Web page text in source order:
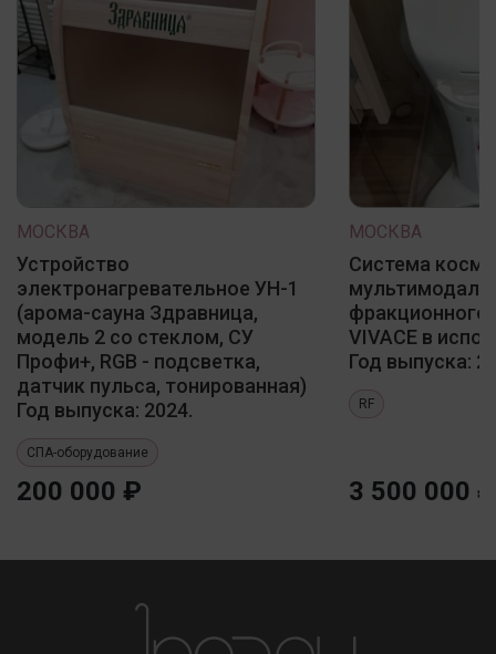
МОСКВА
Устройство
электронагревательное УН-1
(арома-сауна Здравница,
модель 2 со стеклом, СУ
Профи+, RGB - подсветка,
датчик пульса, тонированная)
Год выпуска: 2024.
СПА-оборудование
200 000 ₽
МОСКВА
Система
фракционного
VIVACE в
Год выпуска:
RF
3 500 000 ₽